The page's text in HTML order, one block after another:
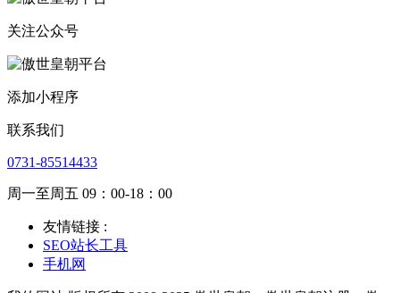
关注公众号
添加小程序
联系我们
0731-85514433
周一至周五 09：00-18：00
友情链接 :
SEO站长工具
手机网